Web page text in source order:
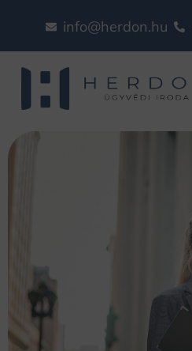
info@herdon.hu